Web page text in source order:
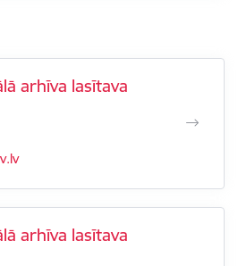
arhīva lasītava
arhīva lasītava